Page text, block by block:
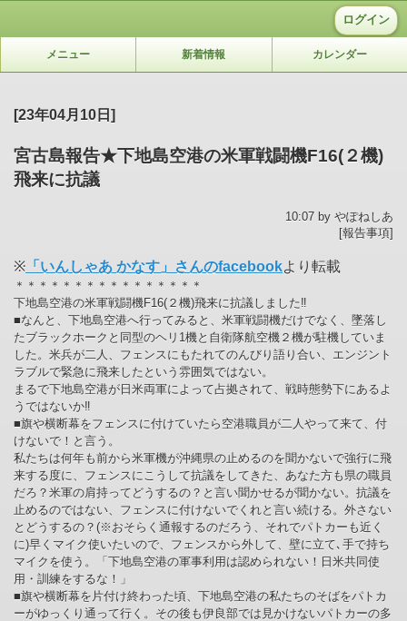
ログイン
メニュー 新着情報 カレンダー
[23年04月10日]
宮古島報告★下地島空港の米軍戦闘機F16(２機)
飛来に抗議
10:07 by やぽねしあ
[報告事項]
※ 「いんしゃあ かなす」さんのfacebookより転載
＊＊＊＊＊＊＊＊＊＊＊＊＊＊＊＊
下地島空港の米軍戦闘機F16(２機)飛来に抗議しました‼️
■なんと、下地島空港へ行ってみると、米軍戦闘機だけでなく、墜落し
たブラックホークと同型のヘリ1機と自衛隊航空機２機が駐機していま
した。米兵が二人、フェンスにもたれてのんびり語り合い、エンジント
ラブルで緊急に飛来したという雰囲気ではない。
まるで下地島空港が日米両軍によって占拠されて、戦時態勢下にあるよ
うではないか‼️
■旗や横断幕をフェンスに付けていたら空港職員が二人やって来て、付
けないで！と言う。
私たちは何年も前から米軍機が沖縄県の止めるのを聞かないで強行に飛
来する度に、フェンスにこうして抗議をしてきた、あなた方も県の職員
だろ？米軍の肩持ってどうするの？と言い聞かせるが聞かない。抗議を
止めるのではない、フェンスに付けないでくれと言い続ける。外さない
とどうするの？(※おそらく通報するのだろう、それでパトカーも近く
に)早くマイク使いたいので、フェンスから外して、壁に立て､手で持ち
マイクを使う。「下地島空港の軍事利用は認められない！日米共同使
用・訓練をするな！」
■旗や横断幕を片付け終わった頃、下地島空港の私たちのそばをパトカ
ーがゆっくり通って行く。その後も伊良部では見かけないパトカーの多